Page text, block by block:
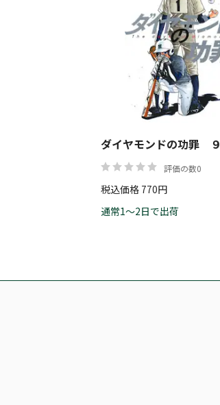
ダイヤモンドの功罪 ９
評価の数0
税込価格 770円
通常1～2日で出荷